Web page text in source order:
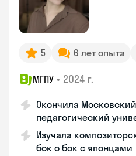
5 6 лет опыта
МГПУ • 2024 г.
Окончила
педагогический
Изучала
бок о бок с японцами